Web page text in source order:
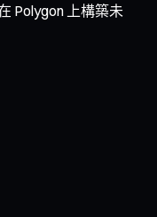
Polygon 上構築未